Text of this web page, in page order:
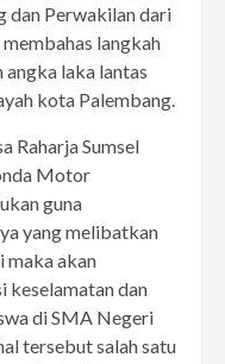
dan Perwakilan dari
langkah
laka lantas
kota Palembang.
Raharja Sumsel
Motor
guna
yang melibatkan
maka akan
keselamatan dan
di SMA Negeri
tersebut salah satu